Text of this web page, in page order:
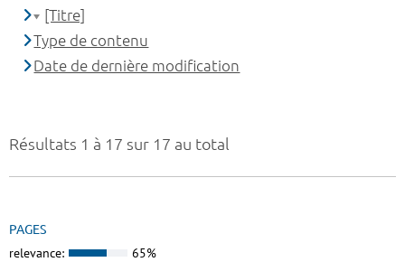
Résultats 1 à 17 sur 17 au total
PAGES
relevance: 65%
[Titre]
Type de contenu
Date de dernière modification